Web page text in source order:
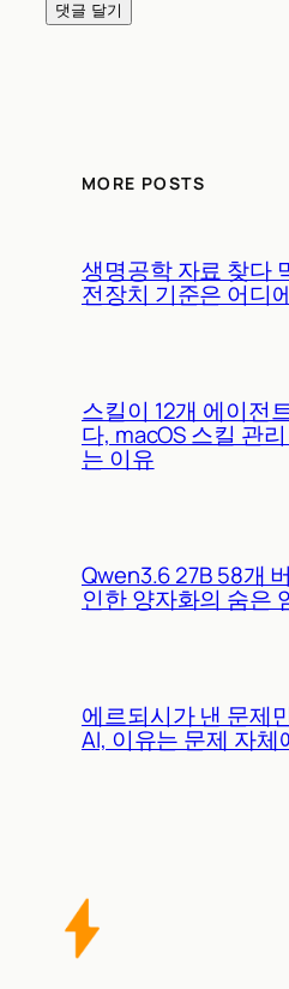
MORE POSTS
생명공학 자료 찾다
전장치 기준은 어디
스킬이 12개 에이전
다, macOS 스킬 관
는 이유
Qwen3.6 27B 58개
인한 양자화의 숨은
에르되시가 낸 문제
AI, 이유는 문제 자체